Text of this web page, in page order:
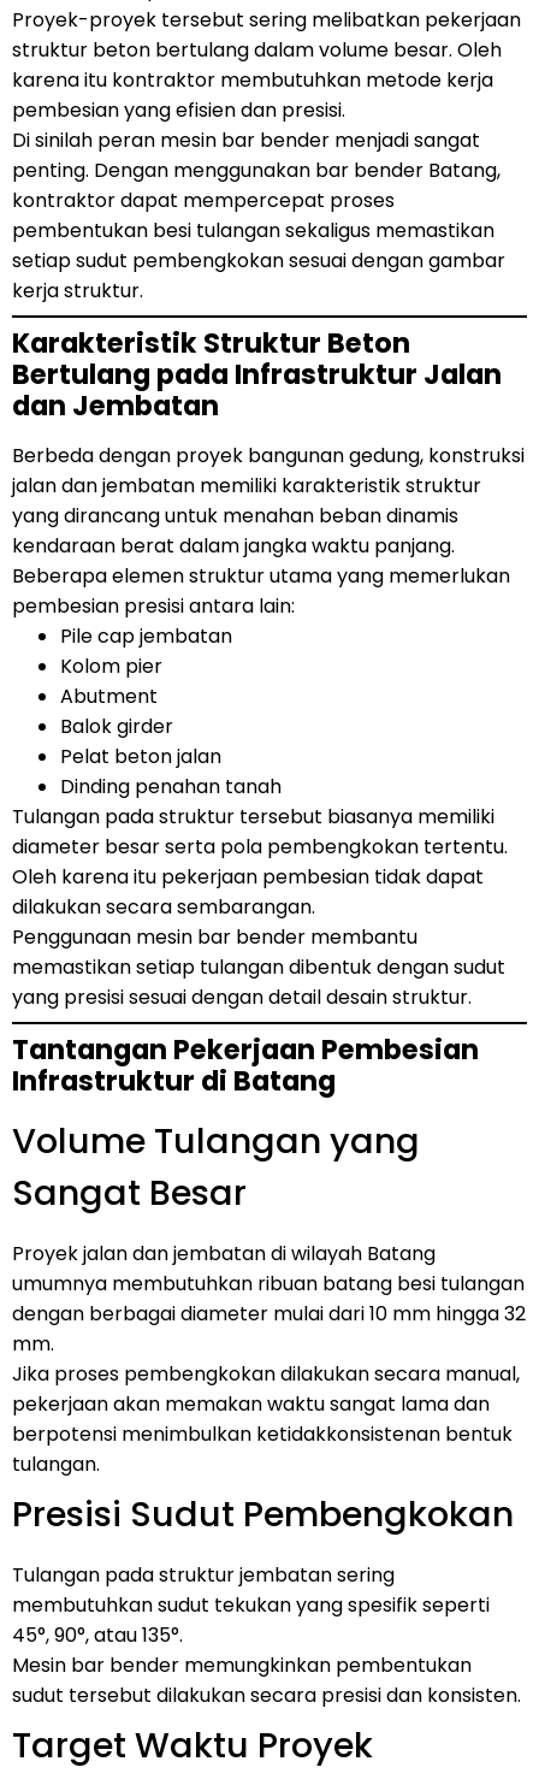
Proyek-proyek tersebut sering melibatkan pekerjaan
struktur beton bertulang dalam volume besar. Oleh
karena itu kontraktor membutuhkan metode kerja
pembesian yang efisien dan presisi.
Di sinilah peran mesin bar bender menjadi sangat
penting. Dengan menggunakan bar bender Batang,
kontraktor dapat mempercepat proses
pembentukan besi tulangan sekaligus memastikan
setiap sudut pembengkokan sesuai dengan gambar
kerja struktur.
Karakteristik Struktur Beton
Bertulang pada Infrastruktur Jalan
dan Jembatan
Berbeda dengan proyek bangunan gedung, konstruksi
jalan dan jembatan memiliki karakteristik struktur
yang dirancang untuk menahan beban dinamis
kendaraan berat dalam jangka waktu panjang.
Beberapa elemen struktur utama yang memerlukan
pembesian presisi antara lain:
Pile cap jembatan
Kolom pier
Abutment
Balok girder
Pelat beton jalan
Dinding penahan tanah
Tulangan pada struktur tersebut biasanya memiliki
diameter besar serta pola pembengkokan tertentu.
Oleh karena itu pekerjaan pembesian tidak dapat
dilakukan secara sembarangan.
Penggunaan mesin bar bender membantu
memastikan setiap tulangan dibentuk dengan sudut
yang presisi sesuai dengan detail desain struktur.
Tantangan Pekerjaan Pembesian
Infrastruktur di Batang
Volume Tulangan yang
Sangat Besar
Proyek jalan dan jembatan di wilayah Batang
umumnya membutuhkan ribuan batang besi tulangan
dengan berbagai diameter mulai dari 10 mm hingga 32
mm.
Jika proses pembengkokan dilakukan secara manual,
pekerjaan akan memakan waktu sangat lama dan
berpotensi menimbulkan ketidakkonsistenan bentuk
tulangan.
Presisi Sudut Pembengkokan
Tulangan pada struktur jembatan sering
membutuhkan sudut tekukan yang spesifik seperti
45°, 90°, atau 135°.
Mesin bar bender memungkinkan pembentukan
sudut tersebut dilakukan secara presisi dan konsisten.
Target Waktu Proyek